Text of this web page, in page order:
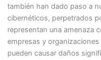
también han dado paso a
cibernéticos, perpetrados
representan una amenaza
empresas y
pueden causar daños